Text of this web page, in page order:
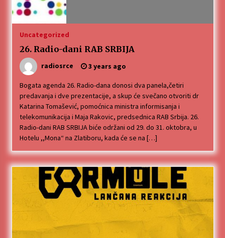
SPORTSKA INFORMACIJA
3 months ago
Povratak u kancelarije časopisa Runway u filmu
,,Đavo nosi Pradu 2“
3 months ago
18. APRILA
4 months ago
ЛИТУРГИЈА
4 months ago
Uncategorized
26. Radio-dani RAB SRBIJA
radiosrce 3 years ago
Bogata agenda 26. Radio-dana donosi dva panela,četiri
predavanja i dve prezentacije, a skup će svečano otvoriti dr
Katarina Tomašević, pomoćnica ministra informisanja i
telekomunikacija i Maja Rakovic, predsednica RAB Srbija. 26.
Radio-dani RAB SRBIJA biće održani od 29. do 31. oktobra, u
Hotelu ,,Mona“ na Zlatiboru, kada će se na […]